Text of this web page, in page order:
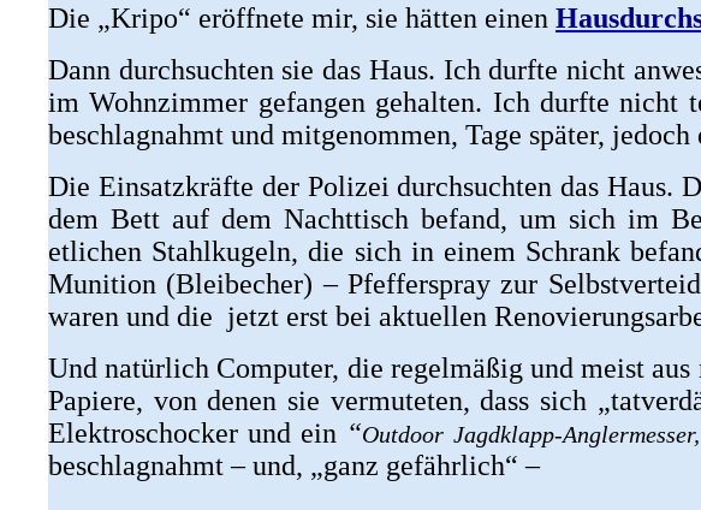
Die „Kripo“ eröffnete mir, sie hätten einen
Dann durchsuchten sie das Haus. Ich durfte nicht
im Wohnzimmer gefangen gehalten. Ich durfte nicht
beschlagnahmt und mitgenommen, Tage später,
Die Einsatzkräfte der Polizei durchsuchten das Haus.
dem Bett auf dem Nachttisch befand, um sich im
etlichen Stahlkugeln, die sich in einem Schrank
Munition (Bleibecher) – Pfefferspray zur
waren und die jetzt erst bei aktuellen
Und natürlich Computer, die regelmäßig und meist
Papiere, von denen sie vermuteten, dass sich
Elektroschocker und ein “Outdoor Jagdklapp-
beschlagnahmt – und, „ganz gefährlich“ –